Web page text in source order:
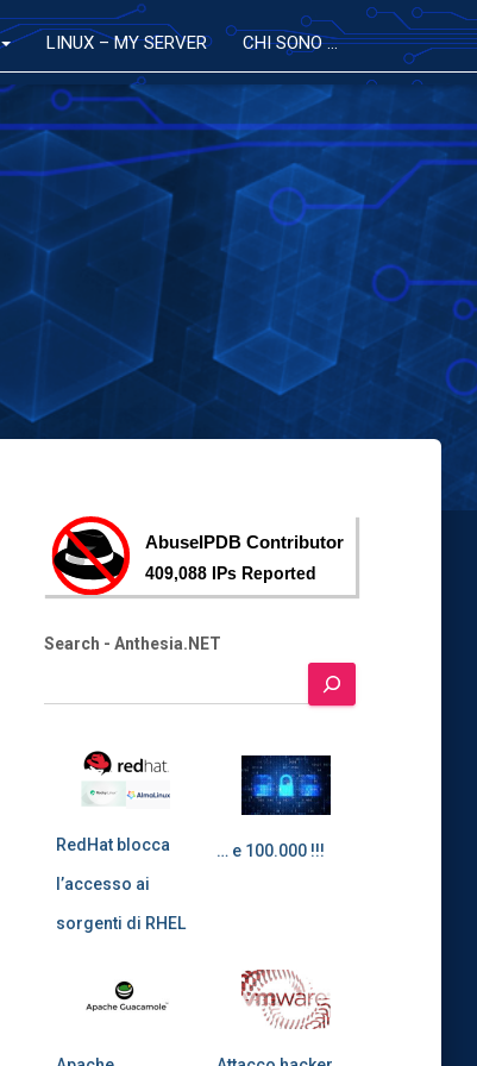
LINUX – MY SERVER CHI SONO …
Search - Anthesia.NET
RedHat blocca
l’accesso ai
sorgenti di RHEL
… e 100.000 !!!